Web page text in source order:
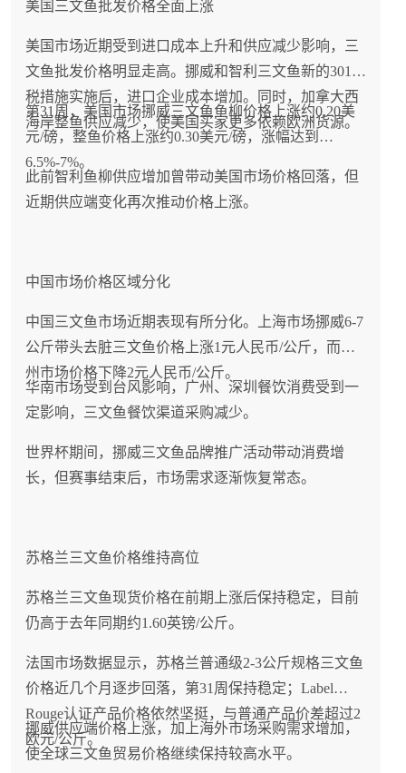
美国三文鱼批发价格全面上涨
美国市场近期受到进口成本上升和供应减少影响，三
文鱼批发价格明显走高。挪威和智利三文鱼新的301关
税措施实施后，进口企业成本增加。同时，加拿大西
海岸整鱼供应减少，使美国买家更多依赖欧洲货源。
第31周，美国市场挪威三文鱼鱼柳价格上涨约0.20美
元/磅，整鱼价格上涨约0.30美元/磅，涨幅达到
6.5%-7%。
此前智利鱼柳供应增加曾带动美国市场价格回落，但
近期供应端变化再次推动价格上涨。
中国市场价格区域分化
中国三文鱼市场近期表现有所分化。上海市场挪威6-7
公斤带头去脏三文鱼价格上涨1元人民币/公斤，而广
州市场价格下降2元人民币/公斤。
华南市场受到台风影响，广州、深圳餐饮消费受到一
定影响，三文鱼餐饮渠道采购减少。
世界杯期间，挪威三文鱼品牌推广活动带动消费增
长，但赛事结束后，市场需求逐渐恢复常态。
苏格兰三文鱼价格维持高位
苏格兰三文鱼现货价格在前期上涨后保持稳定，目前
仍高于去年同期约1.60英镑/公斤。
法国市场数据显示，苏格兰普通级2-3公斤规格三文鱼
价格近几个月逐步回落，第31周保持稳定；Label
Rouge认证产品价格依然坚挺，与普通产品价差超过2
欧元/公斤。
挪威供应端价格上涨，加上海外市场采购需求增加，
使全球三文鱼贸易价格继续保持较高水平。